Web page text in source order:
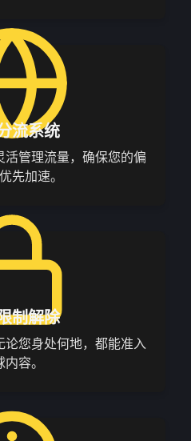
流系统
活管理流量，确保您的偏
先加速。
制解除
您身处何地，都能准入
内容。